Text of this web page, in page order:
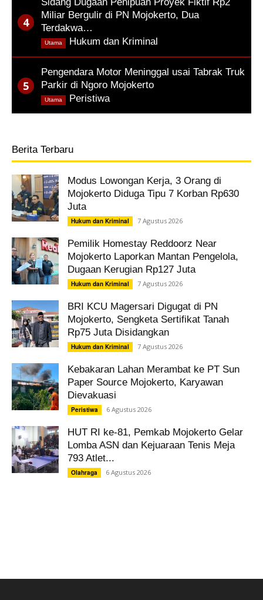
Sidang Dugaan Penipuan Proyek Fiktif Rp2
Miliar Bergulir di PN Mojokerto, Dua
Terdakwa…
Hukum dan Kriminal
Utama
Pengendara Motor Meninggal usai Tabrak Truk
Parkir di Ngoro Mojokerto
Peristiwa,
Utama
Berita Terbaru
Modus Lowongan Kerja, 3 Orang di
Mojokerto Diduga Tipu 7 Korban Rp630
Juta
Hukum dan Kriminal 7 Agustus 2026
Pemilik Homestay Reddoorz Near
Mojokerto Laporkan Mantan Pengelola,
Dugaan Kerugian Rp127 Juta
Hukum dan Kriminal 7 Agustus 2026
BRI KCU Magersari Digugat di PN
Mojokerto, Sengketa Sertifikat Tanah
Rp75 Juta Disidangkan
Hukum dan Kriminal 7 Agustus 2026
Kebakaran Lahan Merambat ke PT Sun
Paper Source Mojokerto, Karyawan
Dievakuasi
Peristiwa 6 Agustus 2026
HUT RI ke-81, Pemkab Mojokerto Gelar
Lomba ASN dan Kejuaraan Tenis Meja
793 Atlet...
Olahraga 6 Agustus 2026